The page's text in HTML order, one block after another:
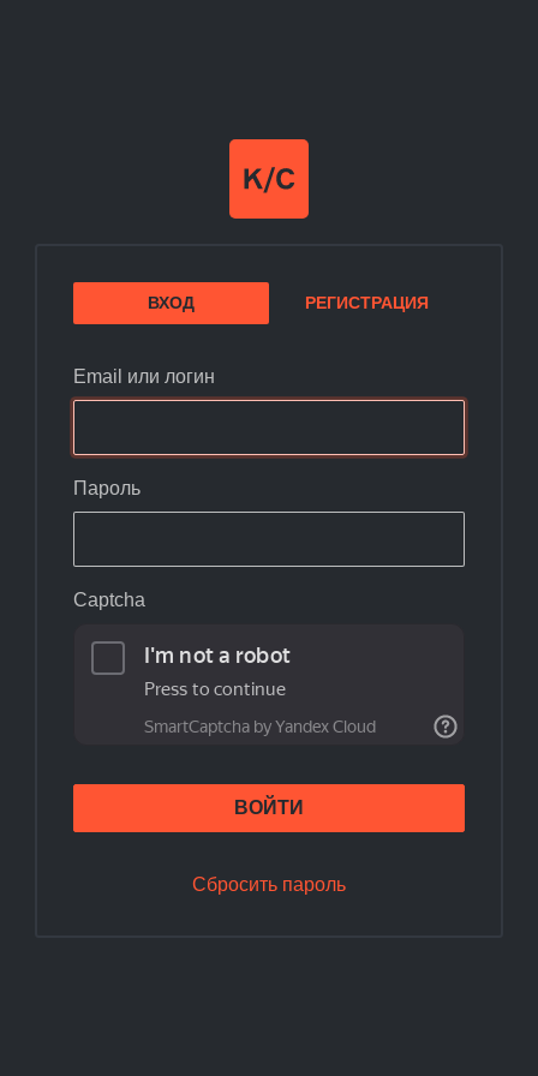
ВХОД РЕГИСТРАЦИЯ
Email или логин
Пароль
Captcha
ВОЙТИ
Сбросить пароль